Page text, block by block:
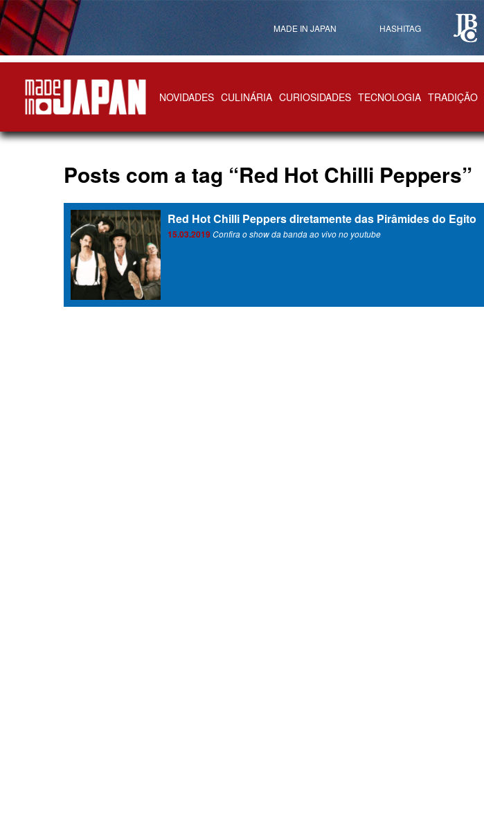
MADE IN JAPAN HASHITAG
NOVIDADES CULINÁRIA CURIOSIDADES TECNOLOGIA TRADIÇÃO
Posts com a tag “Red Hot Chilli Peppers”
Red Hot Chilli Peppers diretamente das Pirâmides do Egito
15.03.2019Confira o show da banda ao vivo no youtube